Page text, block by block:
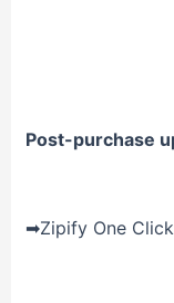
Post-purchase
➡Zipify One Click